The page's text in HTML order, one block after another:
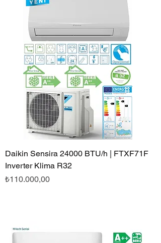
Daikin Sensira 24000 BTU/h | FTXF71F
Inverter Klima R32
Fiyat
₺110.000,00